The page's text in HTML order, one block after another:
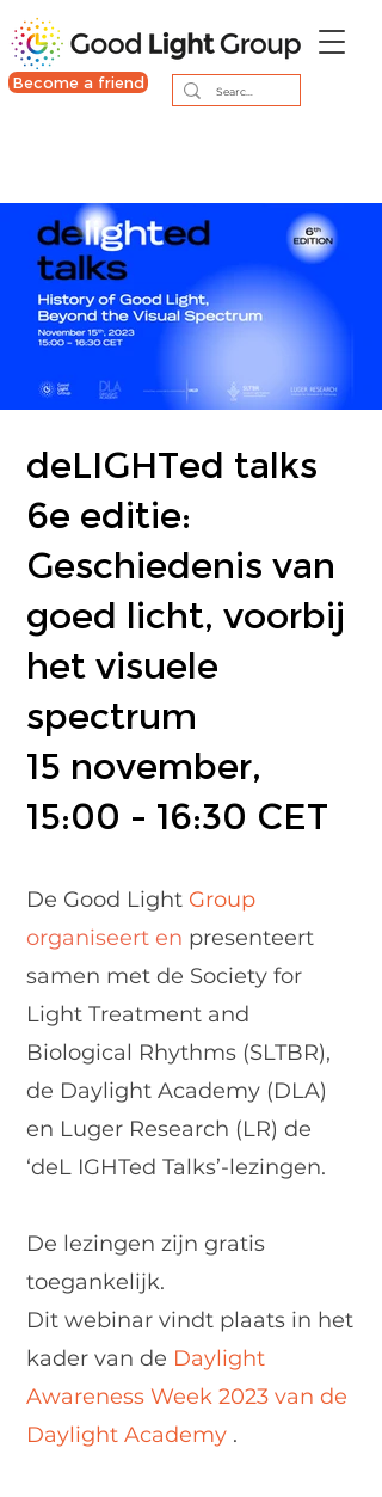
Become a friend
deLIGHTed talks
6e editie:
Geschiedenis van
goed licht, voorbij
het visuele
spectrum
15 november,
15:00 - 16:30 CET
De Good Light Group
organiseert en presenteert
samen met de Society for
Light Treatment and
Biological Rhythms (SLTBR),
de Daylight Academy (DLA)
en Luger Research (LR) de
‘deL IGHTed Talks’-lezingen.
De lezingen zijn gratis
toegankelijk.
Dit webinar vindt plaats in het
kader van de Daylight
Awareness Week 2023 van de
Daylight Academy .